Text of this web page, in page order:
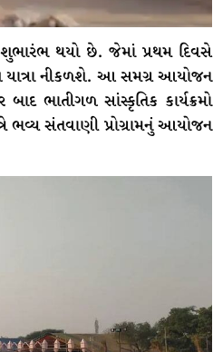
શુભારંભ થયો છે. જેમાં પ્રથમ દિવસે
યાત્રા નીકળશે. આ સમગ્ર આયોજન
ભાતીગળ સાંસ્કૃતિક કાર્યક્રમો
ભવ્ય સંતવાણી પ્રોગ્રામનું આયોજન